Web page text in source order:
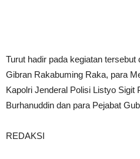
Turut hadir pada kegiatan tersebut
Gibran Rakabuming Raka, para
Kapolri Jenderal Polisi Listyo Sigit
Burhanuddin dan para Pejabat
REDAKSI